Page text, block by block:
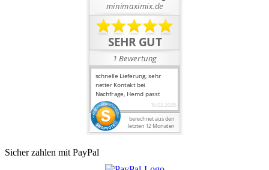
Sicher zahlen mit PayPal